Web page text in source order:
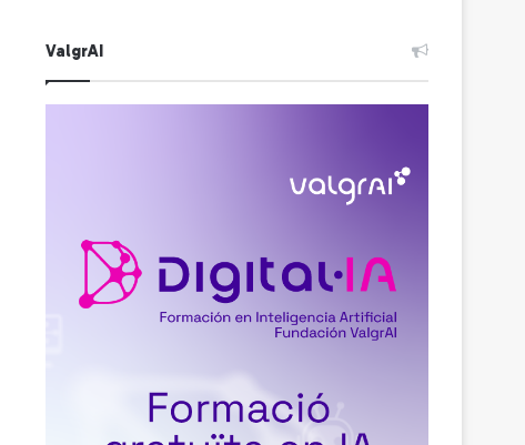
ValgrAI